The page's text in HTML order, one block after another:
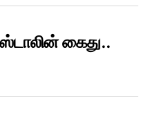
ஸ்டாலின் கைது..